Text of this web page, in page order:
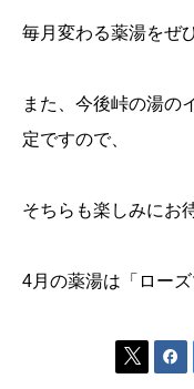
毎月変わる薬湯をぜ
また、今後峠の湯の
定ですので、
そちらも楽しみにお
4月の薬湯は「ローズ
 